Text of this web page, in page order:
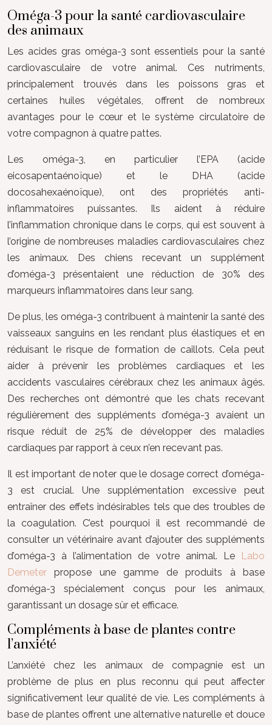
Oméga-3 pour la santé cardiovasculaire
des animaux
Les acides gras oméga-3 sont essentiels pour la santé
cardiovasculaire de votre animal. Ces nutriments,
principalement trouvés dans les poissons gras et
certaines huiles végétales, offrent de nombreux
avantages pour le cœur et le système circulatoire de
votre compagnon à quatre pattes.
Les oméga-3, en particulier l’EPA (acide
eicosapentaénoïque) et le DHA (acide
docosahexaénoïque), ont des propriétés anti-
inflammatoires puissantes. Ils aident à réduire
l’inflammation chronique dans le corps, qui est souvent à
l’origine de nombreuses maladies cardiovasculaires chez
les animaux. Des chiens recevant un supplément
d’oméga-3 présentaient une réduction de 30% des
marqueurs inflammatoires dans leur sang.
De plus, les oméga-3 contribuent à maintenir la santé des
vaisseaux sanguins en les rendant plus élastiques et en
réduisant le risque de formation de caillots. Cela peut
aider à prévenir les problèmes cardiaques et les
accidents vasculaires cérébraux chez les animaux âgés.
Des recherches ont démontré que les chats recevant
régulièrement des suppléments d’oméga-3 avaient un
risque réduit de 25% de développer des maladies
cardiaques par rapport à ceux n’en recevant pas.
Il est important de noter que le dosage correct d’oméga-
3 est crucial. Une supplémentation excessive peut
entraîner des effets indésirables tels que des troubles de
la coagulation. C’est pourquoi il est recommandé de
consulter un vétérinaire avant d’ajouter des suppléments
d’oméga-3 à l’alimentation de votre animal. Le
Labo
Demeter propose une gamme de produits à base
d’oméga-3 spécialement conçus pour les animaux,
garantissant un dosage sûr et efficace.
Compléments à base de plantes contre
l’anxiété
L’anxiété chez les animaux de compagnie est un
problème de plus en plus reconnu qui peut affecter
significativement leur qualité de vie. Les compléments à
base de plantes offrent une alternative naturelle et douce